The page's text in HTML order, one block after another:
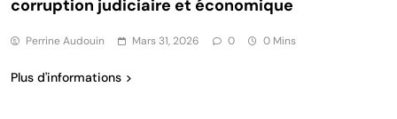
corruption judiciaire et économique
Perrine Audouin Mars 31, 2026 0 0 Mins
Plus d'informations